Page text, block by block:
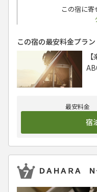
この宿に
宿
この宿の最安料金プラン
ＤＡＨＡＲＡ